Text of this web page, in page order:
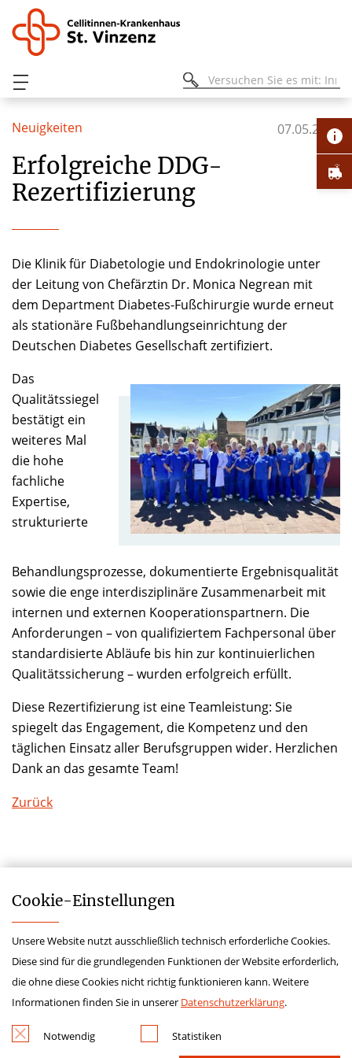
Neuigkeiten 07.05.2026
Erfolgreiche DDG-
Rezertifizierung
Die Klinik für Diabetologie und Endokrinologie unter
der Leitung von Chefärztin Dr. Monica Negrean mit
dem Department Diabetes-Fußchirurgie wurde erneut
als stationäre Fußbehandlungseinrichtung der
Deutschen Diabetes Gesellschaft zertifiziert.
Das
Qualitätssiegel
bestätigt ein
weiteres Mal
die hohe
fachliche
Expertise,
strukturierte
Behandlungsprozesse, dokumentierte Ergebnisqualität
sowie die enge interdisziplinäre Zusammenarbeit mit
internen und externen Kooperationspartnern. Die
Anforderungen – von qualifiziertem Fachpersonal über
standardisierte Abläufe bis hin zur kontinuierlichen
Qualitätssicherung – wurden erfolgreich erfüllt.
Diese Rezertifizierung ist eine Teamleistung: Sie
spiegelt das Engagement, die Kompetenz und den
täglichen Einsatz aller Berufsgruppen wider. Herzlichen
Dank an das gesamte Team!
Zurück
Impressum
Datenschutz
Kontakt
Hinweisgeberschutzgesetz
Cookie-­Einstellungen
Unsere Website nutzt ausschließlich technisch erforderliche Cookies.
Diese sind für die grundlegenden Funktionen der Website erforderlich,
die ohne diese Cookies nicht richtig funktionieren kann. Weitere
Informationen finden Sie in unserer Datenschutzerklärung.
Notwendig Statistiken